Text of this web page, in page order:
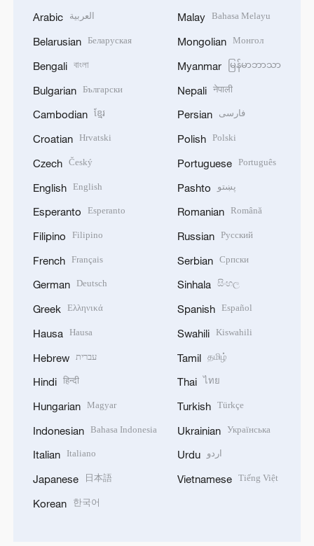
Arabic العربية
Belarusian Беларуская
Bengali বাংলা
Bulgarian Български
Cambodian ខ្មែរ
Croatian Hrvatski
Czech Český
English English
Esperanto Esperanto
Filipino Filipino
French Français
German Deutsch
Greek Ελληνικά
Hausa Hausa
Hebrew עברית
Hindi हिन्दी
Hungarian Magyar
Indonesian Bahasa Indonesia
Italian Italiano
Japanese 日本語
Korean 한국어
Malay Bahasa Melayu
Mongolian Монгол
Myanmar မြန်မာဘာသာ
Nepali नेपाली
Persian فارسی
Polish Polski
Portuguese Português
Pashto پښتو
Romanian Română
Russian Русский
Serbian Српски
Sinhala සිංහල
Spanish Español
Swahili Kiswahili
Tamil தமிழ்
Thai ไทย
Turkish Türkçe
Ukrainian Українська
Urdu اردو
Vietnamese Tiếng Việt